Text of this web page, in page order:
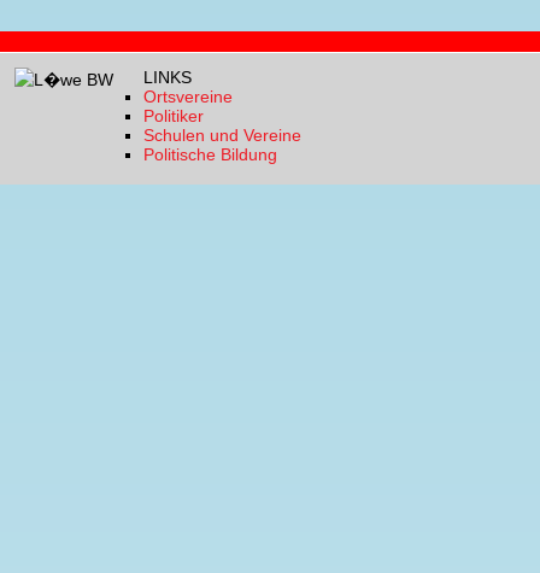
LINKS
Ortsvereine
Politiker
Schulen und Vereine
Politische Bildung